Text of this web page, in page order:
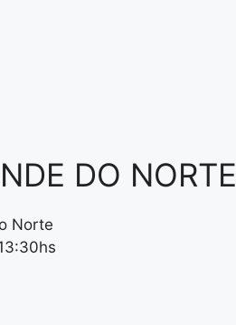
DO NORTE
Norte